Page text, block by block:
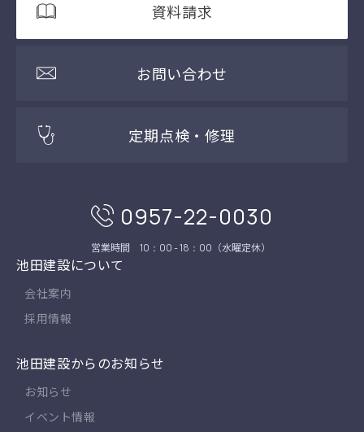
資料請求
お問い合わせ
定期点検・修理
0957-22-0030
営業時間 10：00 - 18：00 （水曜定休）
池田建設について
会社案内
採用情報
池田建設からのお知らせ
お知らせ
イベント情報